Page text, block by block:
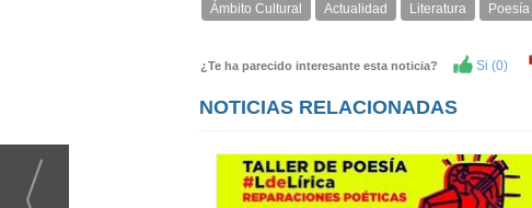
Ámbito Cultural Actualidad Literatura Poesía
¿Te ha parecido interesante esta noticia? Si (0)
NOTICIAS RELACIONADAS